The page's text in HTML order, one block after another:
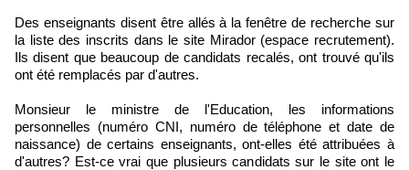
Des enseignants disent être allés à la fenêtre de recherche sur
la liste des inscrits dans le site Mirador (espace recrutement).
Ils disent que beaucoup de candidats recalés, ont trouvé qu'ils
ont été remplacés par d'autres.
Monsieur le ministre de l'Education, les informations
personnelles (numéro CNI, numéro de téléphone et date de
naissance) de certains enseignants, ont-elles été attribuées à
d'autres? Est-ce vrai que plusieurs candidats sur le site ont le